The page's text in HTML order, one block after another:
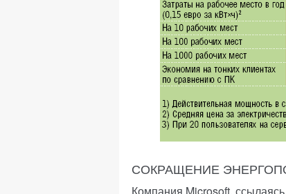
СОКРАЩЕНИЕ